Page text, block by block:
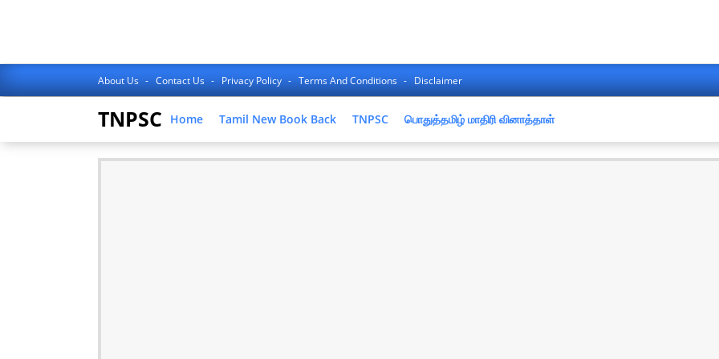
About Us Contact Us Privacy Policy Terms And Conditions Disclaimer
TNPSC Home Tamil New Book Back TNPSC பொதுத்தமிழ் மாதிரி வினாத்தாள்